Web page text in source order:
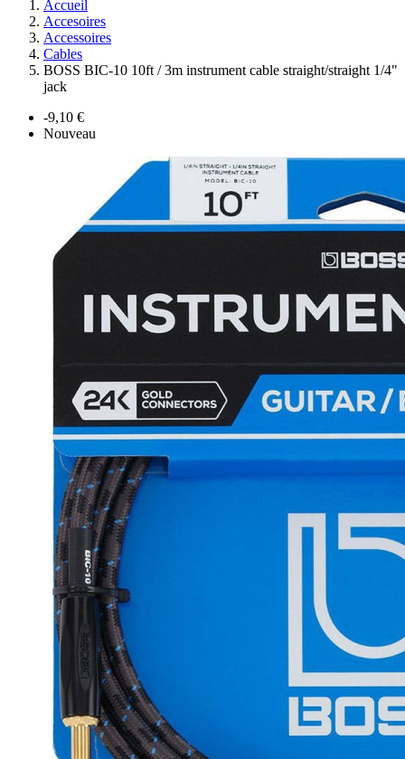
Accueil
Accesoires
Accessoires
Cables
BOSS BIC-10 10ft / 3m instrument cable straight/straight 1/4"
jack
-9,10 €
Nouveau